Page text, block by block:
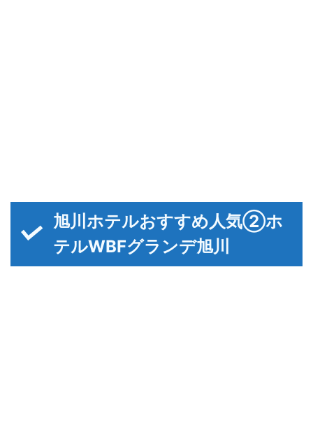
旭川ホテルおすすめ人気②ホ
テルWBFグランデ旭川